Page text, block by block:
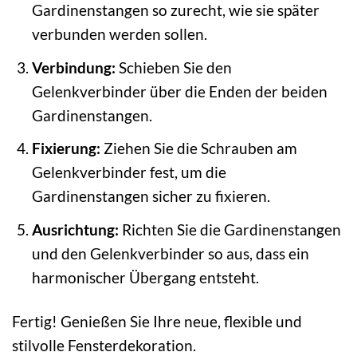
Gardinenstangen so zurecht, wie sie später
verbunden werden sollen.
Verbindung: Schieben Sie den
Gelenkverbinder über die Enden der beiden
Gardinenstangen.
Fixierung: Ziehen Sie die Schrauben am
Gelenkverbinder fest, um die
Gardinenstangen sicher zu fixieren.
Ausrichtung: Richten Sie die Gardinenstangen
und den Gelenkverbinder so aus, dass ein
harmonischer Übergang entsteht.
Fertig! Genießen Sie Ihre neue, flexible und
stilvolle Fensterdekoration.